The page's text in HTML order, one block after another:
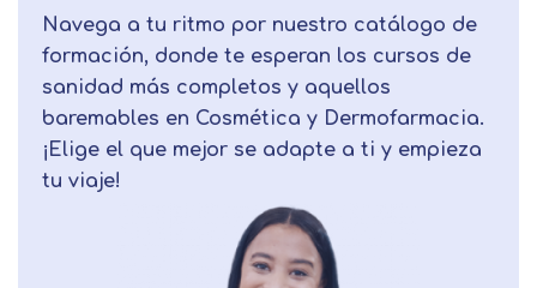
Navega a tu ritmo por nuestro catálogo de
formación, donde te esperan los cursos de
sanidad más completos y aquellos
baremables en Cosmética y Dermofarmacia.
¡Elige el que mejor se adapte a ti y empieza
tu viaje!